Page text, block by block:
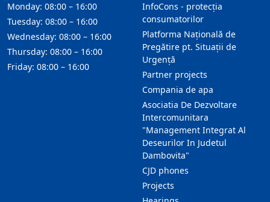
InfoCons - protecția
consumatorilor
Platforma Națională de
Pregătire pt. Situații de
Urgență
Partner projects
Compania de apa
Asociatia De Dezvoltare
Intercomunitara
"Management Integrat Al
Deseurilor In Judetul
Dambovita"
CJD phones
Projects
Monday: 08:00 – 16:00
Tuesday: 08:00 – 16:00
Wednesday: 08:00 – 16:00
Thursday: 08:00 – 16:00
Friday: 08:00 – 16:00